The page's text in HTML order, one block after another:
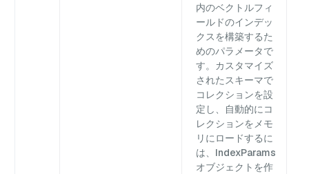
内のベクトルフィ
ールドのインデッ
クスを構築するた
めのパラメータで
す。カスタマイズ
されたスキーマで
コレクションを設
定し、自動的にコ
レクションをメモ
リにロードするに
は、IndexParams
オブジェクトを作